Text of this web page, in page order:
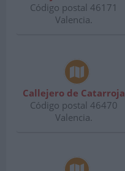
Código postal 46171
Valencia.
Callejero de Catarroja
Código postal 46470
Valencia.